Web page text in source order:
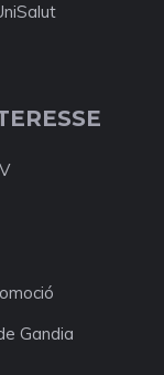
Gandia